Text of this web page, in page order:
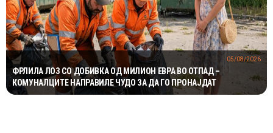
ФРЛИЛА ЛОЗ СО ДОБИВКА ОД МИЛИОН ЕВРА ВО ОТПАД –
КОМУНАЛЦИТЕ НАПРАВИЛЕ ЧУДО ЗА ДА ГО ПРОНАЈДАТ
05/08/2026